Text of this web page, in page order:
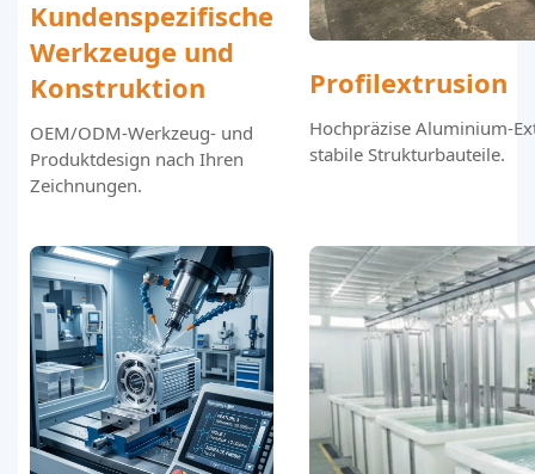
Kundenspezifische
Werkzeuge und
Konstruktion
OEM/ODM-Werkzeug- und
Produktdesign nach Ihren
Zeichnungen.
Profilextrusion
Hochpräzise Aluminium-
stabile Strukturbauteile.